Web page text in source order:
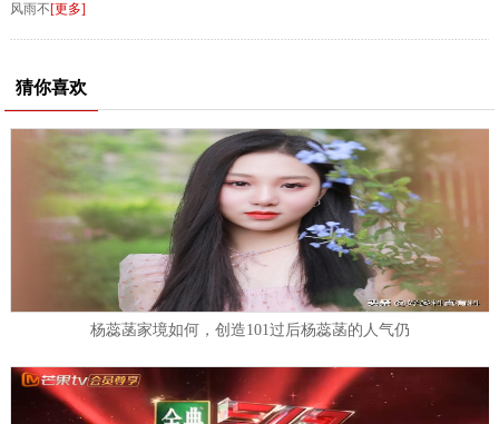
风雨不[更多]
猜你喜欢
杨蕊菡家境如何，创造101过后杨蕊菡的人气仍